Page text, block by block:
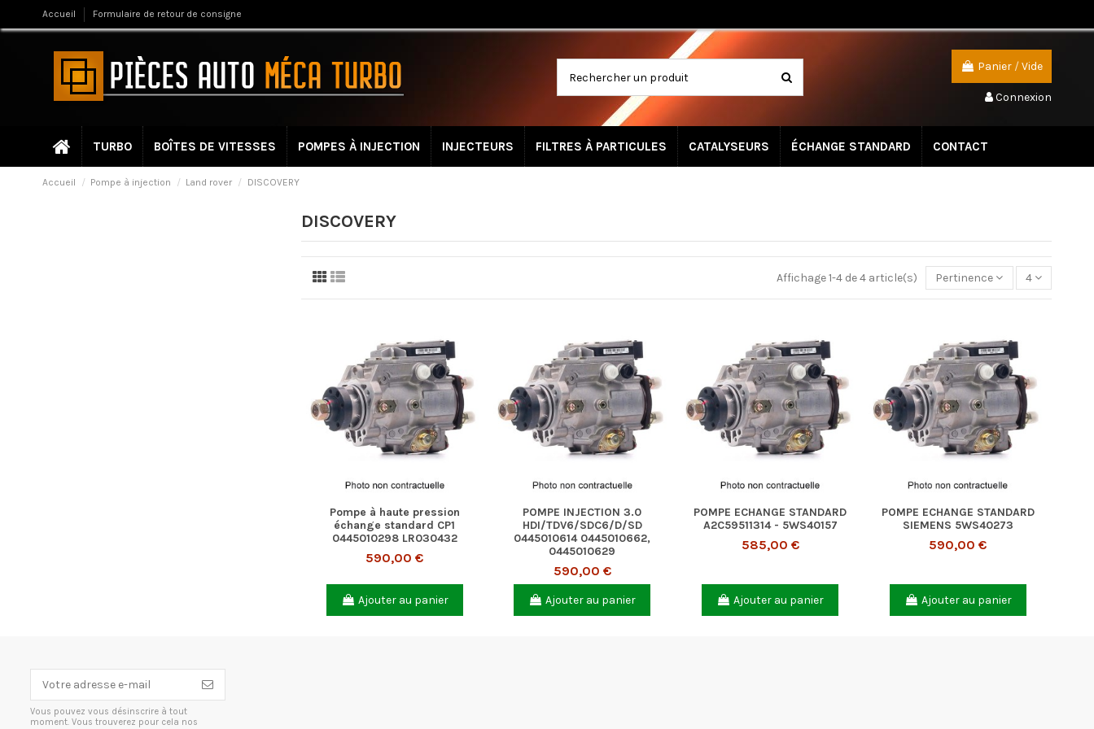
Accueil Formulaire de retour de consigne
Panier /Vide
Connexion
TURBO BOÎTES DE VITESSES POMPES À INJECTION INJECTEURS FILTRES À PARTICULES CATALYSEURS ÉCHANGE STANDARD CONTACT
Accueil Pompe à injection Land rover DISCOVERY
DISCOVERY
Affichage 1-4 de 4 article(s) Pertinence 4
Pompe à haute pression
échange standard CP1
0445010298 LR030432
590,00 €
Ajouter au panier
POMPE INJECTION 3.0
HDI/TDV6/SDC6/D/SD
0445010614 0445010662,
0445010629
590,00 €
Ajouter au panier
POMPE ECHANGE STANDARD
A2C59511314 - 5WS40157
585,00 €
Ajouter au panier
POMPE ECHANGE STANDARD
SIEMENS 5WS40273
590,00 €
Ajouter au panier
Vous pouvez vous désinscrire à tout
moment. Vous trouverez pour cela nos